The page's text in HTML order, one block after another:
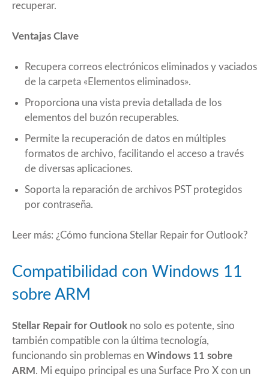
recuperar.
Ventajas Clave
Recupera correos electrónicos eliminados y vaciados
de la carpeta «Elementos eliminados».
Proporciona una vista previa detallada de los
elementos del buzón recuperables.
Permite la recuperación de datos en múltiples
formatos de archivo, facilitando el acceso a través
de diversas aplicaciones.
Soporta la reparación de archivos PST protegidos
por contraseña.
Leer más: ¿Cómo funciona Stellar Repair for Outlook?
Compatibilidad con Windows 11
sobre ARM
Stellar Repair for Outlook no solo es potente, sino
también compatible con la última tecnología,
funcionando sin problemas en Windows 11 sobre
ARM . Mi equipo principal es una Surface Pro X con un